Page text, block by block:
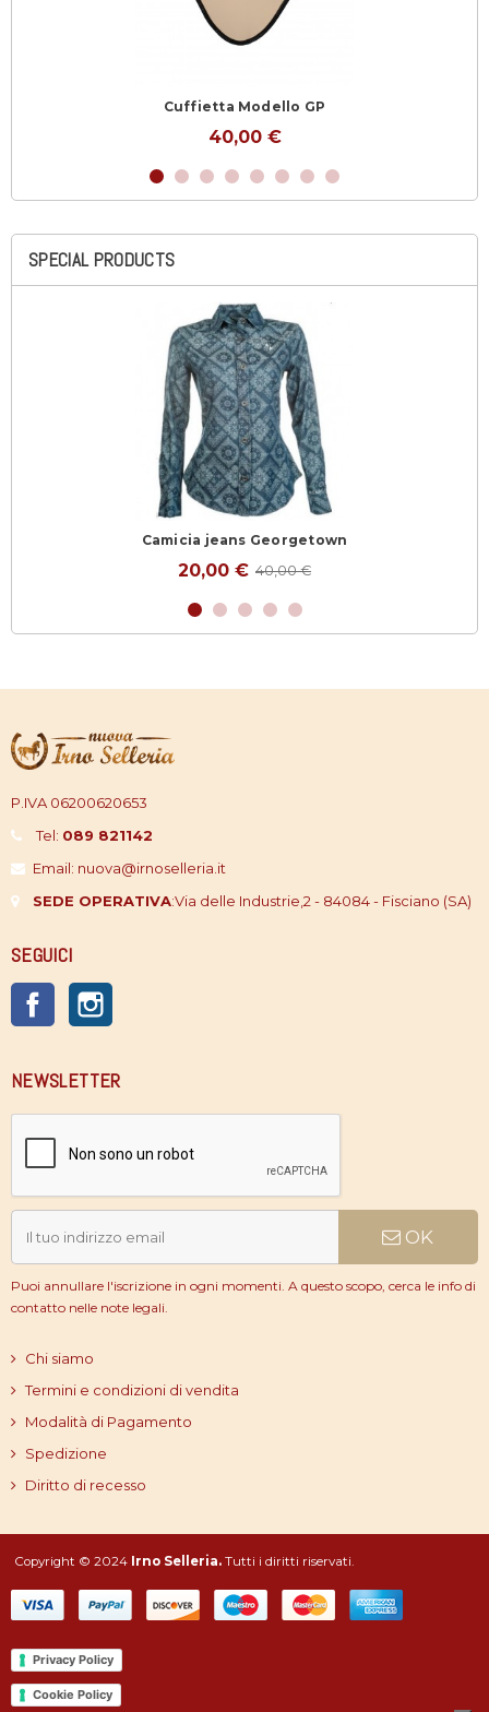
Cuffietta Modello GP
40,00 €
SPECIAL PRODUCTS
Camicia jeans Georgetown
20,00 € 40,00 €
P.IVA 06200620653
Tel: 089 821142
Email: nuova@irnoselleria.it
SEDE OPERATIVA:Via delle Industrie,2 - 84084 - Fisciano (SA)
SEGUICI
Facebook
NEWSLETTER
OK
Puoi annullare l'iscrizione in ogni momenti. A questo scopo, cerca le info di
contatto nelle note legali.
Chi siamo
Termini e condizioni di vendita
Modalità di Pagamento
Spedizione
Diritto di recesso
Copyright © 2024 Irno Selleria. Tutti i diritti riservati.
Privacy Policy
Cookie Policy